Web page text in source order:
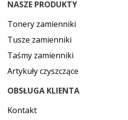
NASZE PRODUKTY
Tonery zamienniki
Tusze zamienniki
Taśmy zamienniki
Artykuły czyszczące
OBSŁUGA KLIENTA
Kontakt